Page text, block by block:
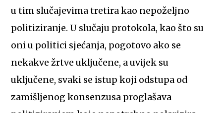
u tim slučajevima tretira kao nepoželjno
politiziranje. U slučaju protokola, kao što su
oni u politici sjećanja, pogotovo ako se
nekakve žrtve uključene, a uvijek su
uključene, svaki se istup koji odstupa od
zamišljenog konsenzusa proglašava